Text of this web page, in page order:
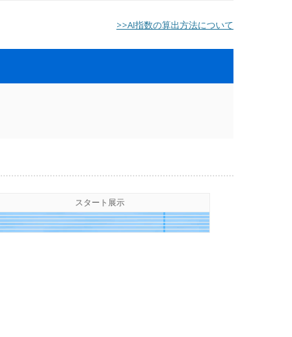
>>AI指数の算出方法について
スタート展示